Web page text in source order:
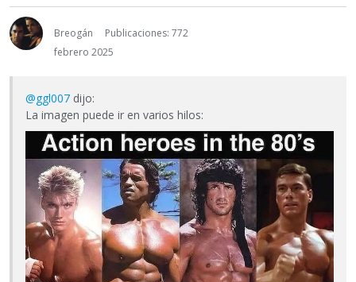
Breogán
Publicaciones: 772
febrero 2025
@ggl007 dijo:
La imagen puede ir en varios hilos: